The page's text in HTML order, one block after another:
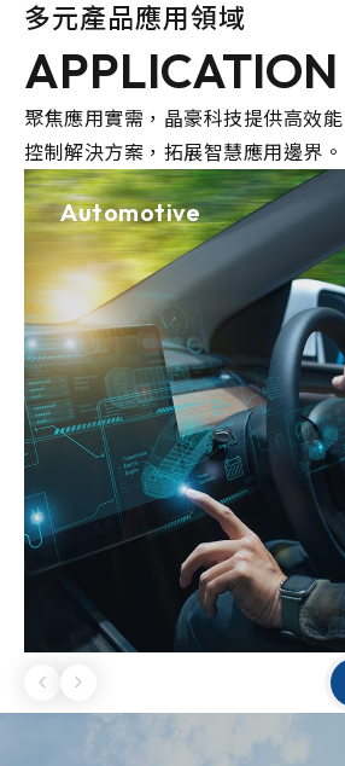
多元產品應用領域
APPLICATION
聚焦應用實需，晶豪科技提供高效
控制解決方案，拓展智慧應用邊界。
Automotive